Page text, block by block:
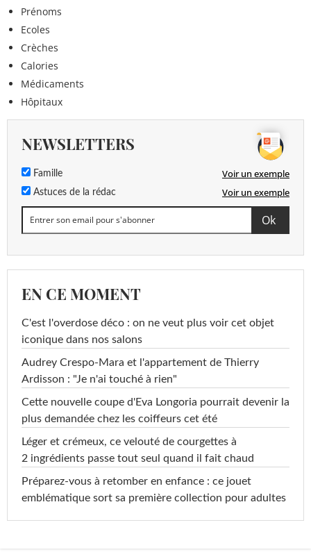
Prénoms
Ecoles
Crèches
Calories
Médicaments
Hôpitaux
NEWSLETTERS
Famille Voir un exemple
Astuces de la rédac Voir un exemple
EN CE MOMENT
C'est l'overdose déco : on ne veut plus voir cet objet
iconique dans nos salons
Audrey Crespo-Mara et l'appartement de Thierry
Ardisson : "Je n'ai touché à rien"
Cette nouvelle coupe d'Eva Longoria pourrait devenir la
plus demandée chez les coiffeurs cet été
Léger et crémeux, ce velouté de courgettes à
2 ingrédients passe tout seul quand il fait chaud
Préparez-vous à retomber en enfance : ce jouet
emblématique sort sa première collection pour adultes